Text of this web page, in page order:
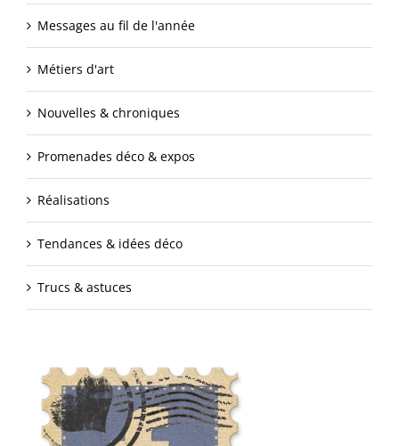
Messages au fil de l'année
Métiers d'art
Nouvelles & chroniques
Promenades déco & expos
Réalisations
Tendances & idées déco
Trucs & astuces